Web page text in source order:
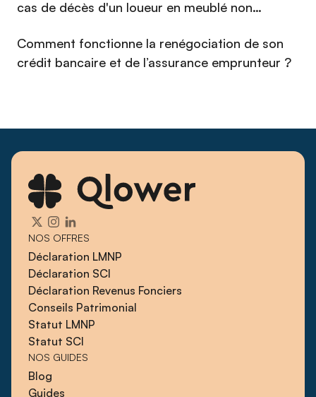
cas de décès d'un loueur en meublé non
Comment fonctionne la renégociation de son
crédit bancaire et de l’assurance emprunteur ?
NOS OFFRES
Déclaration LMNP
Déclaration SCI
Déclaration Revenus Fonciers
Conseils Patrimonial
Statut LMNP
Statut SCI
NOS GUIDES
Blog
Guides